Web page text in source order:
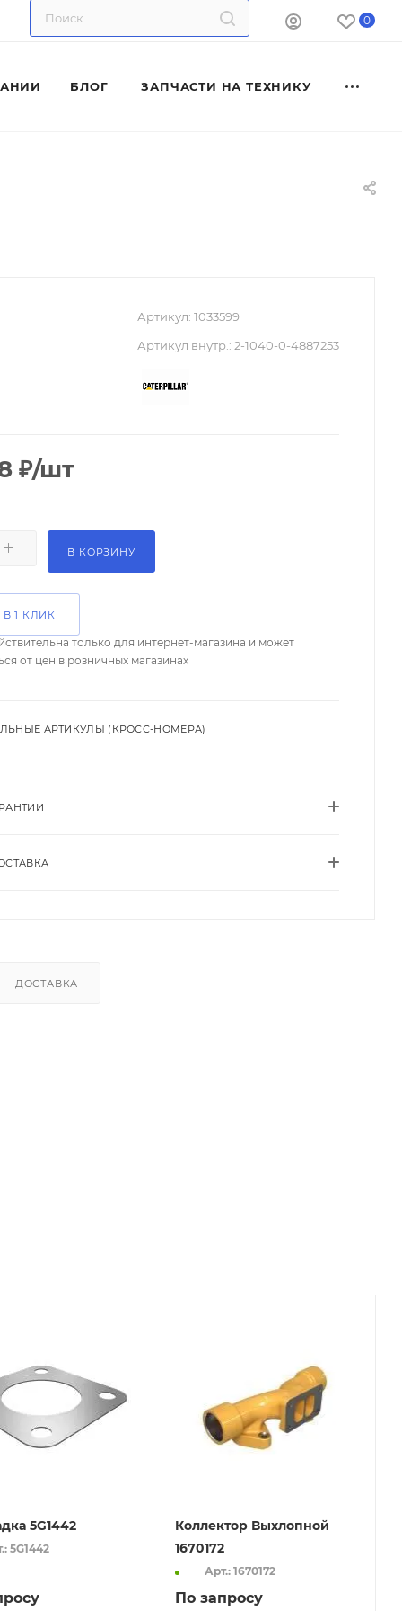
0
БЛОГ ЗАПЧАСТИ НА ТЕХНИКУ
Артикул: 1033599
Артикул внутр.: 2-1040-0-4887253
₽/шт
В КОРЗИНУ
1 КЛИК
только для интернет-магазина и может
от цен в розничных магазинах
АРТИКУЛЫ (КРОСС-НОМЕРА)
ДОСТАВКА
5G1442
5G1442
Коллектор Выхлопной
1670172
Арт.: 1670172
По запросу